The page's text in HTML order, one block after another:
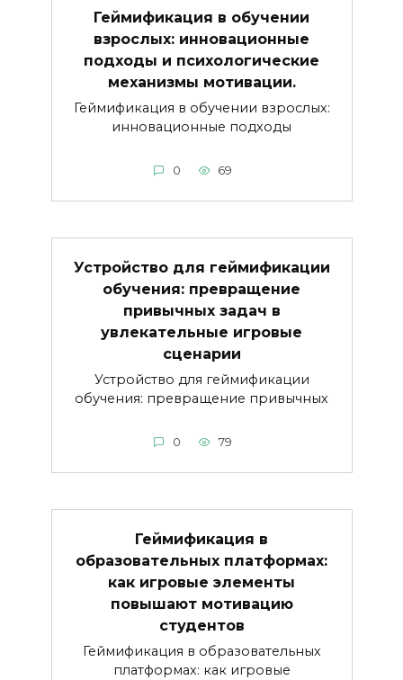
Геймификация в обучении
взрослых: инновационные
подходы и психологические
механизмы мотивации.
Геймификация в обучении взрослых:
инновационные подходы
0 69
Устройство для геймификации
обучения: превращение
привычных задач в
увлекательные игровые
сценарии
Устройство для геймификации
обучения: превращение привычных
0 79
Геймификация в
образовательных платформах:
как игровые элементы
повышают мотивацию
студентов
Геймификация в образовательных
платформах: как игровые